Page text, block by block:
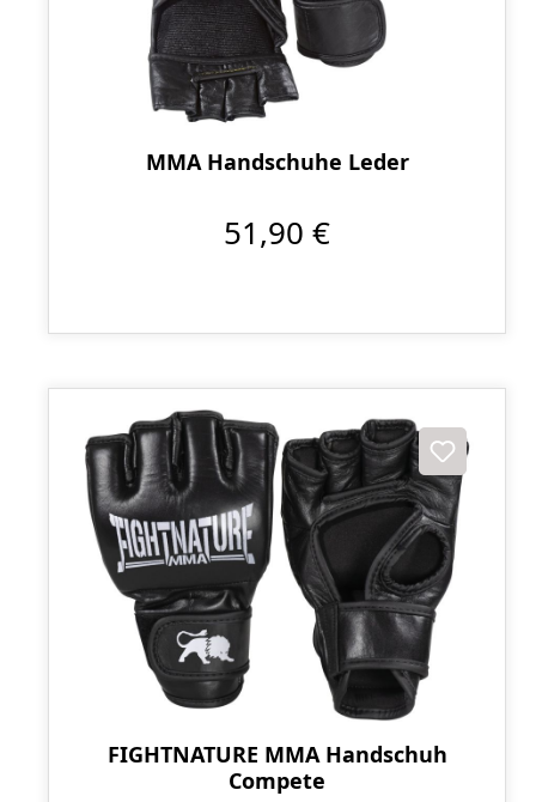
MMA Handschuhe Leder
51,90 €
FIGHTNATURE MMA Handschuh
Compete